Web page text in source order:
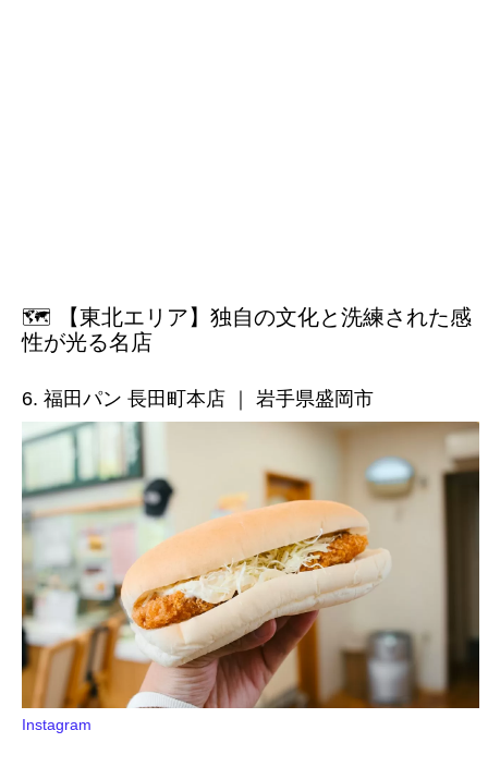
🗺️ 【東北エリア】独自の文化と洗練された感
性が光る名店
6. 福田パン 長田町本店 ｜ 岩手県盛岡市
Instagram